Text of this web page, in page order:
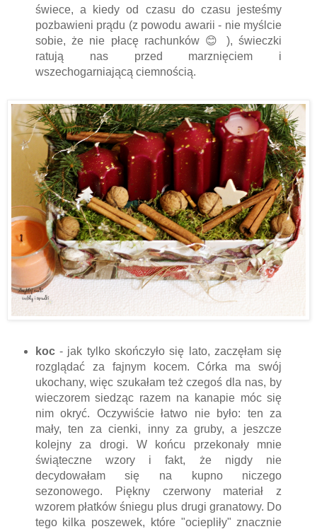
świece, a kiedy od czasu do czasu jesteśmy
pozbawieni prądu (z powodu awarii - nie myślcie
sobie, że nie płacę rachunków 😊 ), świeczki
ratują nas przed marznięciem i
wszechogarniającą ciemnością.
koc- jak tylko skończyło się lato, zaczęłam się
rozglądać za fajnym kocem. Córka ma swój
ukochany, więc szukałam też czegoś dla nas, by
wieczorem siedząc razem na kanapie móc się
nim okryć. Oczywiście łatwo nie było: ten za
mały, ten za cienki, inny za gruby, a jeszcze
kolejny za drogi. W końcu przekonały mnie
świąteczne wzory i fakt, że nigdy nie
decydowałam się na kupno niczego
sezonowego. Piękny czerwony materiał z
wzorem płatków śniegu plus drugi granatowy. Do
tego kilka poszewek, które "ociepliły" znacznie